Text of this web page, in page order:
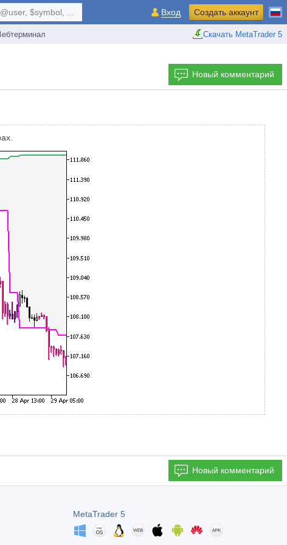
Скачать MetaTrader 5
$symbol, ... Вход Создать аккаунт
Новый комментарий
Новый комментарий
MetaTrader 5